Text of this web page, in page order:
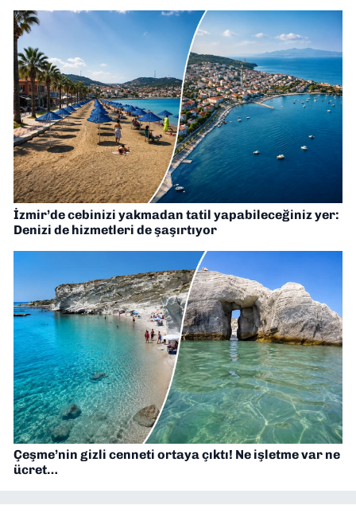
İzmir’de cebinizi yakmadan tatil yapabileceğiniz yer:
Denizi de hizmetleri de şaşırtıyor
Çeşme’nin gizli cenneti ortaya çıktı! Ne işletme var ne
ücret…